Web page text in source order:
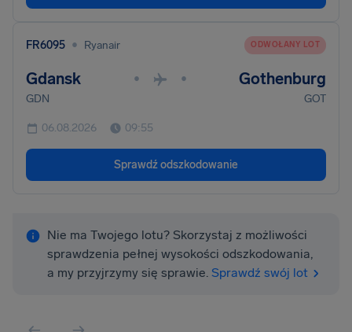
FR6095 • Ryanair ODWOŁANY LOT
Gdansk • • Gothenburg
GDN GOT
06.08.2026 09:55
Sprawdź odszkodowanie
Nie ma Twojego lotu? Skorzystaj z możliwości
sprawdzenia pełnej wysokości odszkodowania,
a my przyjrzymy się sprawie. Sprawdź swój lot